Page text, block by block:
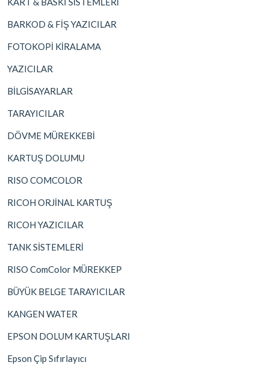
BARKOD & FİŞ YAZICILAR
FOTOKOPİ KİRALAMA
YAZICILAR
BİLGİSAYARLAR
TARAYICILAR
DÖVME MÜREKKEBİ
KARTUŞ DOLUMU
RISO COMCOLOR
RICOH ORJİNAL KARTUŞ
RICOH YAZICILAR
TANK SİSTEMLERİ
RISO ComColor MÜREKKEP
BÜYÜK BELGE TARAYICILAR
KANGEN WATER
EPSON DOLUM KARTUŞLARI
Epson Çip Sıfırlayıcı